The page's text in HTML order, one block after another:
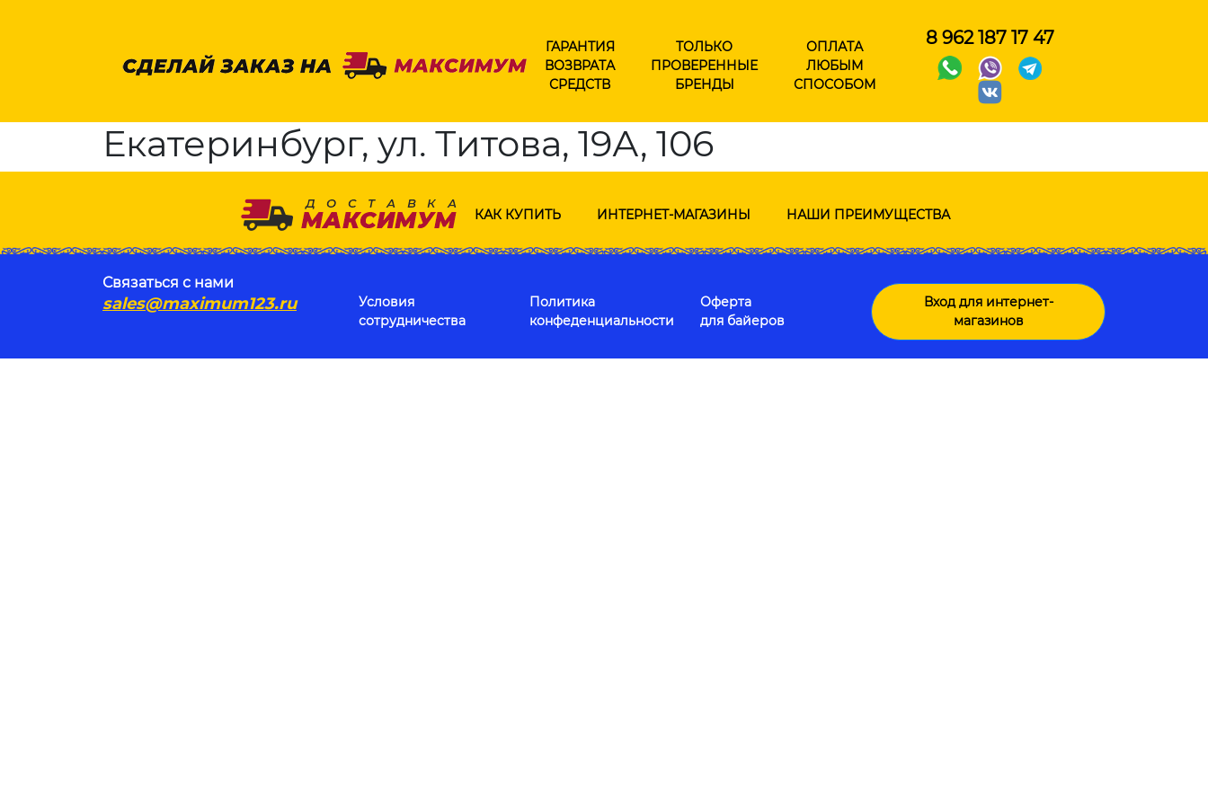
ГАРАНТИЯ
ВОЗВРАТА
СРЕДСТВ
ТОЛЬКО
ПРОВЕРЕННЫЕ
БРЕНДЫ
ОПЛАТА
ЛЮБЫМ
СПОСОБОМ
8 962 187 17 47
Екатеринбург, ул. Титова, 19А, 106
КАК КУПИТЬ ИНТЕРНЕТ-МАГАЗИНЫ НАШИ ПРЕИМУЩЕСТВА
Связаться с нами
sales@maximum123.ru
Условия
сотрудничества
Политика
конфеденциальности
Оферта
для байеров
Вход для интернет-
магазинов